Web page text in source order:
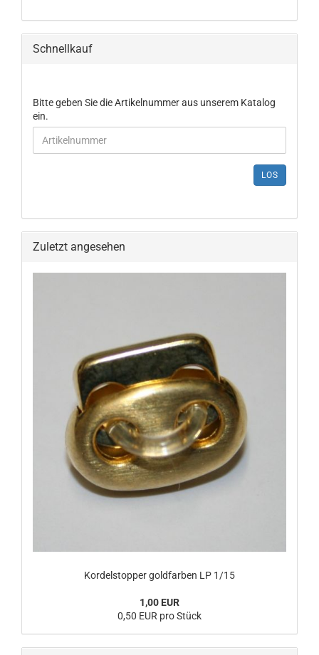
Schnellkauf
Bitte geben Sie die Artikelnummer aus unserem Katalog
ein.
LOS
Zuletzt angesehen
Kordelstopper goldfarben LP 1/15
1,00 EUR
0,50 EUR pro Stück